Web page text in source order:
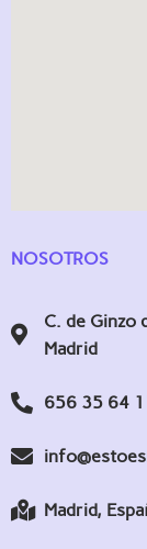
NOSOTROS
C. de Ginzo
Madrid
656 35 64
Madrid,